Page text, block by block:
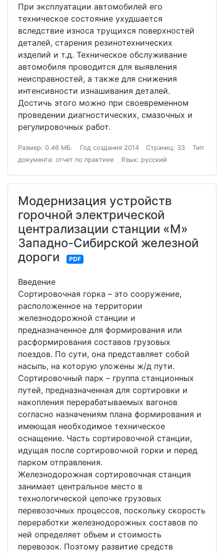
При эксплуатации автомобилей его
техническое состояние ухудшается
вследствие износа трущихся поверхностей
деталей, старения резинотехнических
изделий и т.д. Техническое обслуживание
автомобиля проводится для выявления
неисправностей, а также для снижения
интенсивности изнашивания деталей.
Достичь этого можно при своевременном
проведении диагностических, смазочных и
регулировочных работ.
Размер: 0.46 МБ. Год создания 2014 Страниц: 33
Тип
документа: отчет по практике
Язык: русский
Модернизация устройств
горочной электрической
централизации станции «М»
Западно-Сибирской железной
дороги
PDF
Введение
Сортировочная горка – это сооружение,
расположенное на территории
железнодорожной станции и
предназначенное для формирования или
расформирования составов грузовых
поездов. По сути, она представляет собой
насыпь, на которую уложены ж/д пути.
Сортировочный парк – группа станционных
путей, предназначенная для сортировки и
накопления перерабатываемых вагонов
согласно назначениям плана формирования и
имеющая необходимое техническое
оснащение. Часть сортировочной станции,
идущая после сортировочной горки и перед
парком отправления.
Железнодорожная сортировочная станция
занимает центральное место в
технологической цепочке грузовых
перевозочных процессов, поскольку скорость
переработки железнодорожных составов по
ней определяет объем и стоимость
перевозок. Поэтому развитие средств